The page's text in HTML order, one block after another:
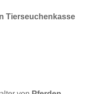
Tierseuchenkasse